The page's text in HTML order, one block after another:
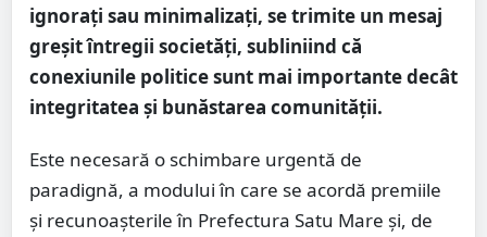
ignorați sau minimalizați, se trimite un mesaj
greșit întregii societăți, subliniind că
conexiunile politice sunt mai importante decât
integritatea și bunăstarea comunității.
Este necesară o schimbare urgentă de
paradignă, a modului în care se acordă premiile
și recunoașterile în Prefectura Satu Mare și, de